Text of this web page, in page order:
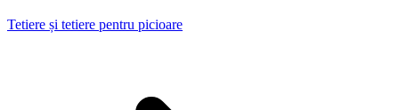
Tetiere și tetiere pentru picioare